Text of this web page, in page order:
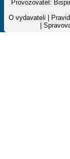
Provozovatel:
O vydavateli